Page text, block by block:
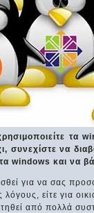
τα
συνεχίστε να
windows και να
για να σας
λόγους, είτε για
από πολλά